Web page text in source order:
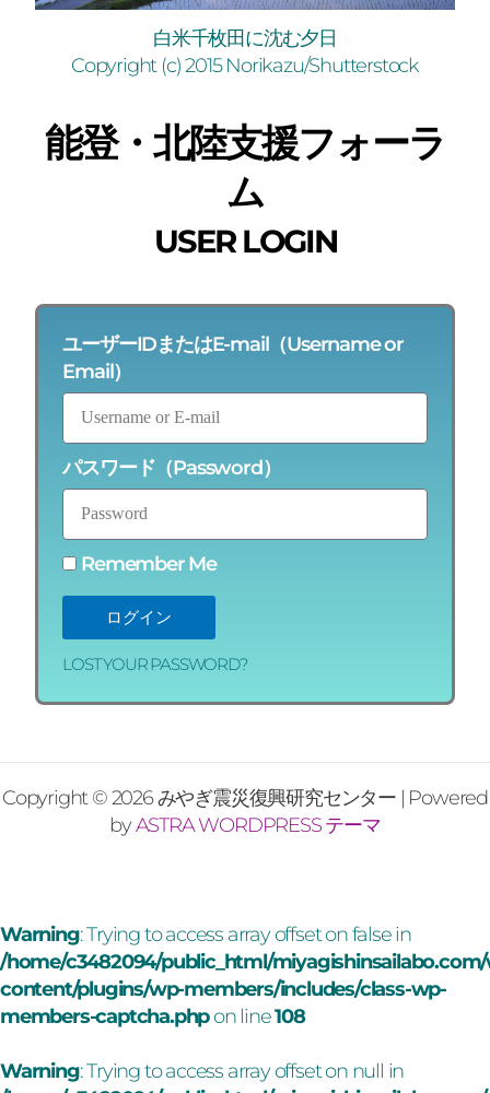
白米千枚田に沈む夕日
Copyright (c) 2015 Norikazu/Shutterstock
能登・北陸支援フォーラ
ム
USER LOGIN
ユーザーIDまたはE-mail（Username or
Email）
パスワード（Password）
Remember Me
ログイン
LOST YOUR PASSWORD?
Copyright © 2026 みやぎ震災復興研究センター | Powered
byASTRA WORDPRESS テーマ
Warning: Trying to access array offset on false in
/home/c3482094/public_html/
content/plugins/wp-members/includes/class-wp-
members-captcha.phpon line108
Warning: Trying to access array offset on null in